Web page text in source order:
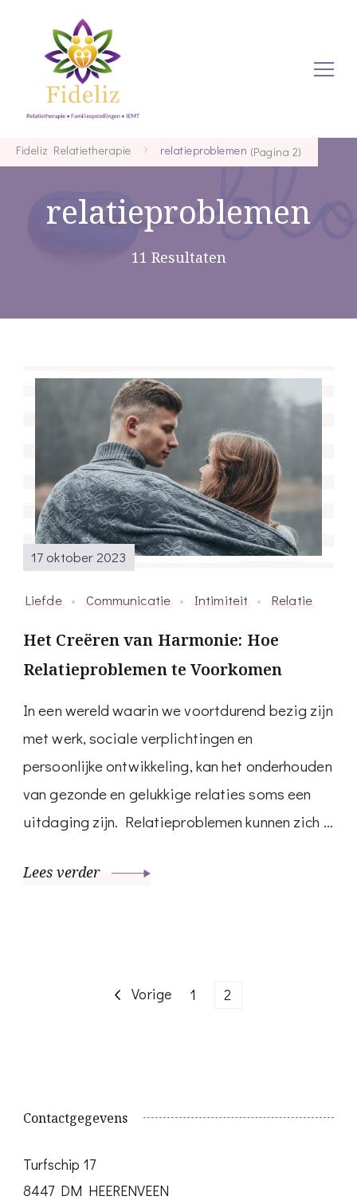
Fideliz
Fideliz Relatietherapie relatieproblemen (Pagina 2)
relatieproblemen
11 Resultaten
17 oktober 2023
Liefde Communicatie Intimiteit Relatie
Het Creëren van Harmonie: Hoe
Relatieproblemen te Voorkomen
In een wereld waarin we voortdurend bezig zijn
met werk, sociale verplichtingen en
persoonlijke ontwikkeling, kan het onderhouden
van gezonde en gelukkige relaties soms een
uitdaging zijn. Relatieproblemen kunnen zich …
Lees verder
Berichten
Vorige Pagina
1 Pagina
2
Contactgegevens
Turfschip 17
8447 DM HEERENVEEN